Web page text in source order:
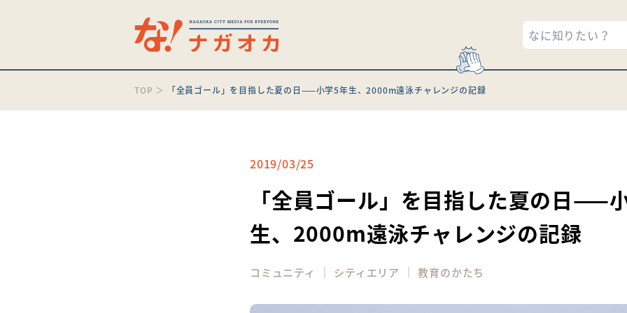
TOP ＞ 「全員ゴール」を目指した夏の日——小学5年生、2000m遠泳チャレンジの記録
2019/03/25
「全員ゴール」を目指した夏の日——
生、2000m遠泳チャレンジの記録
コミュニティ ｜ シティエリア ｜教育のかたち